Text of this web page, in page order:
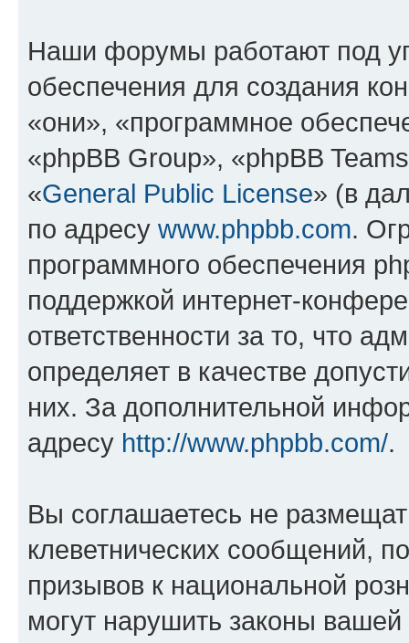
Наши форумы работают под
обеспечения для создания
«они», «программное
«phpBB Group», «phpBB
«General Public License» (в
по адресу www.phpbb.com.
программного обеспечения
поддержкой интернет-
ответственности за то, что
определяет в качестве
них. За дополнительной
адресу http://www.phpbb.com/.
Вы соглашаетесь не
клеветнических сообщений,
призывов к национальной
могут нарушить законы